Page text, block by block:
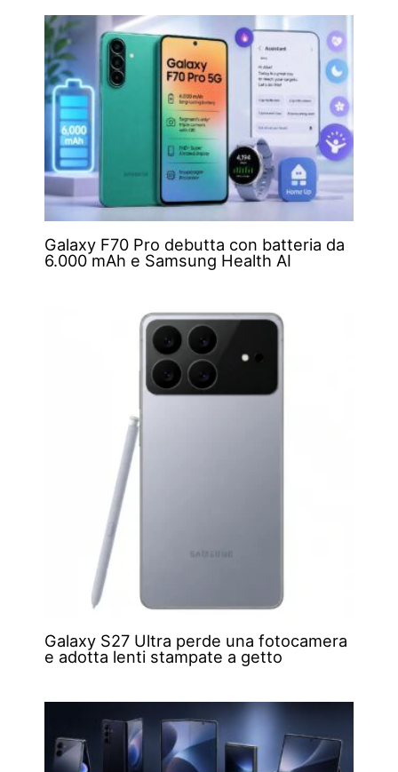
Galaxy F70 Pro debutta con batteria da
6.000 mAh e Samsung Health AI
Galaxy S27 Ultra perde una fotocamera
e adotta lenti stampate a getto